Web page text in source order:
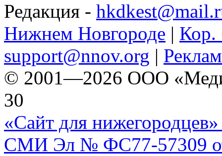
Редакция -
Нижнем Новгороде | Кор.
support@nnov.org |
© 2001—2026 ООО
30
«Сайт для нижегородцев»
СМИ Эл № ФС77-57309